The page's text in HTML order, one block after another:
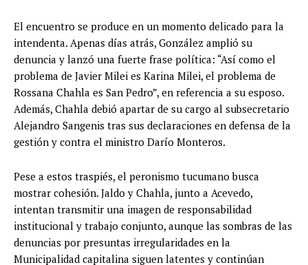
El encuentro se produce en un momento delicado para la
intendenta. Apenas días atrás, González amplió su
denuncia y lanzó una fuerte frase política: “Así como el
problema de Javier Milei es Karina Milei, el problema de
Rossana Chahla es San Pedro”, en referencia a su esposo.
Además, Chahla debió apartar de su cargo al subsecretario
Alejandro Sangenis tras sus declaraciones en defensa de la
gestión y contra el ministro Darío Monteros.
Pese a estos traspiés, el peronismo tucumano busca
mostrar cohesión. Jaldo y Chahla, junto a Acevedo,
intentan transmitir una imagen de responsabilidad
institucional y trabajo conjunto, aunque las sombras de las
denuncias por presuntas irregularidades en la
Municipalidad capitalina siguen latentes y continúan